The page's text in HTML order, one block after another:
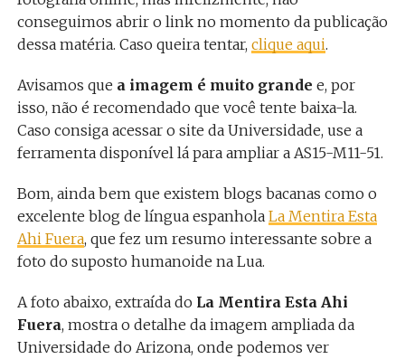
conseguimos abrir o link no momento da publicação
dessa matéria. Caso queira tentar, clique aqui.
Avisamos que a imagem é muito grande e, por
isso, não é recomendado que você tente baixa-la.
Caso consiga acessar o site da Universidade, use a
ferramenta disponível lá para ampliar a AS15-M11-51.
Bom, ainda bem que existem blogs bacanas como o
excelente blog de língua espanhola La Mentira Esta
Ahi Fuera, que fez um resumo interessante sobre a
foto do suposto humanoide na Lua.
A foto abaixo, extraída do La Mentira Esta Ahi
Fuera, mostra o detalhe da imagem ampliada da
Universidade do Arizona, onde podemos ver